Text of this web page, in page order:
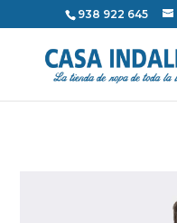
938 922 645